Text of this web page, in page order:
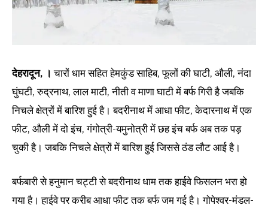
देहरादून, । चारों धाम सहित हेमकुंड साहिब, फूलों की घाटी, औली, नंदा
घुंघटी, रुद्रनाथ, लाल माटी, नीती व माणा घाटी में बर्फ गिरी है जबकि
निचले क्षेत्रों में बारिश हुई है। बदरीनाथ में आधा फीट, केदारनाथ में एक
फीट, औली में दो इंच, गंगोत्री-यमुनोत्री में छह इंच बर्फ अब तक पड़
चुकी है। जबकि निचले क्षेत्रों में बारिश हुई जिससे ठंड लौट आई है।
बर्फबारी से हनुमान चट्टी से बदरीनाथ धाम तक हाईवे फिसलन भरा हो
गया है। हाईवे पर करीब आधा फीट तक बर्फ जम गई है। गोपेश्वर-मंडल-